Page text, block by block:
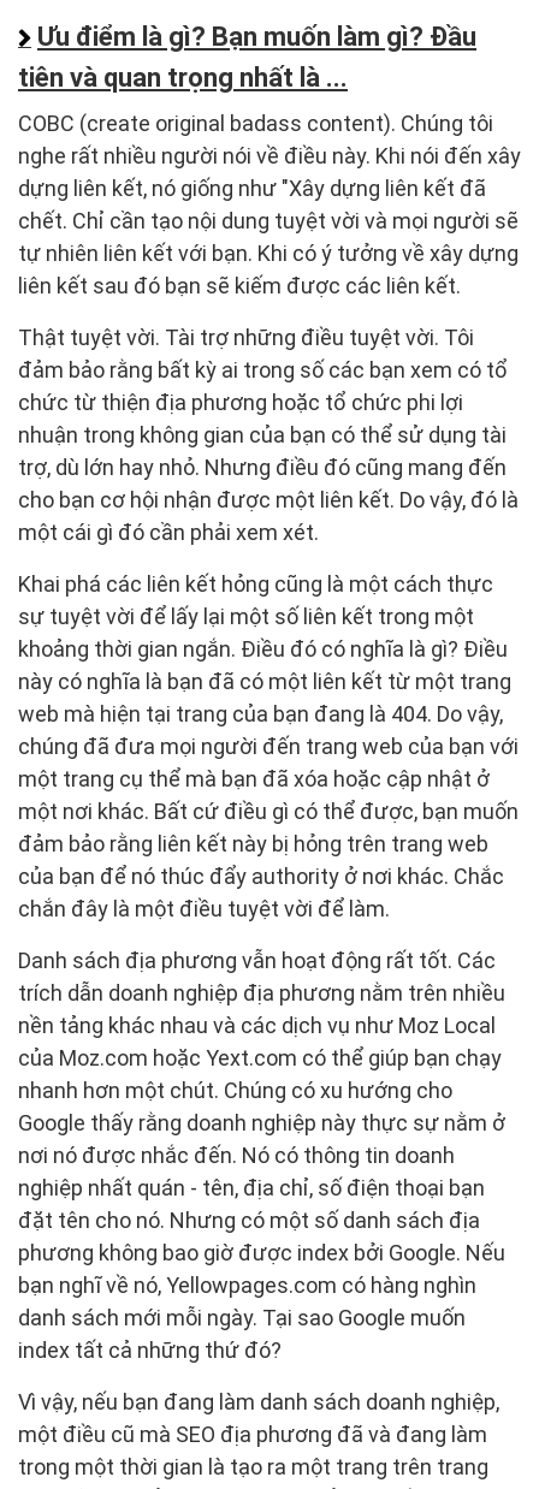
Ưu điểm là gì? Bạn muốn làm gì? Đầu
tiên và quan trọng nhất là ...
COBC (create original badass content). Chúng tôi
nghe rất nhiều người nói về điều này. Khi nói đến xây
dựng liên kết, nó giống như "Xây dựng liên kết đã
chết. Chỉ cần tạo nội dung tuyệt vời và mọi người sẽ
tự nhiên liên kết với bạn. Khi có ý tưởng về xây dựng
liên kết sau đó bạn sẽ kiếm được các liên kết.​
Thật tuyệt vời. Tài trợ những điều tuyệt vời. Tôi
đảm bảo rằng bất kỳ ai trong số các bạn xem có tổ
chức từ thiện địa phương hoặc tổ chức phi lợi
nhuận trong không gian của bạn có thể sử dụng tài
trợ, dù lớn hay nhỏ. Nhưng điều đó cũng mang đến
cho bạn cơ hội nhận được một liên kết. Do vậy, đó là
một cái gì đó cần phải xem xét.
Khai phá các liên kết hỏng cũng là một cách thực
sự tuyệt vời để lấy lại một số liên kết trong một
khoảng thời gian ngắn. Điều đó có nghĩa là gì? Điều
này có nghĩa là bạn đã có một liên kết từ một trang
web mà hiện tại trang của bạn đang là 404. Do vậy,
chúng đã đưa mọi người đến trang web của bạn với
một trang cụ thể mà bạn đã xóa hoặc cập nhật ở
một nơi khác. Bất cứ điều gì có thể được, bạn muốn
đảm bảo rằng liên kết này bị hỏng trên trang web
của bạn để nó thúc đẩy authority ở nơi khác. Chắc
chắn đây là một điều tuyệt vời để làm.​
Danh sách địa phương vẫn hoạt động rất tốt. Các
trích dẫn doanh nghiệp địa phương nằm trên nhiều
nền tảng khác nhau và các dịch vụ như Moz Local
của Moz.com hoặc Yext.com có thể giúp bạn chạy
nhanh hơn một chút. Chúng có xu hướng cho
Google thấy rằng doanh nghiệp này thực sự nằm ở
nơi nó được nhắc đến. Nó có thông tin doanh
nghiệp nhất quán - tên, địa chỉ, số điện thoại bạn
đặt tên cho nó. Nhưng có một số danh sách địa
phương không bao giờ được index bởi Google. Nếu
bạn nghĩ về nó, Yellowpages.com có hàng nghìn
danh sách mới mỗi ngày. Tại sao Google muốn
index tất cả những thứ đó?
Vì vậy, nếu bạn đang làm danh sách doanh nghiệp,
một điều cũ mà SEO địa phương đã và đang làm
trong một thời gian là tạo ra một trang trên trang